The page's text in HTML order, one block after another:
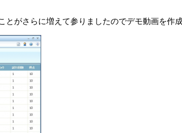
がさらに増えて参りましたのでデモ動画を作